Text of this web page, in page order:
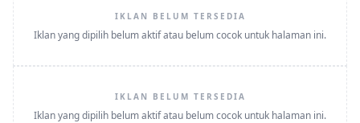
IKLAN BELUM TERSEDIA
Iklan yang dipilih belum aktif atau belum cocok untuk halaman ini.
IKLAN BELUM TERSEDIA
Iklan yang dipilih belum aktif atau belum cocok untuk halaman ini.